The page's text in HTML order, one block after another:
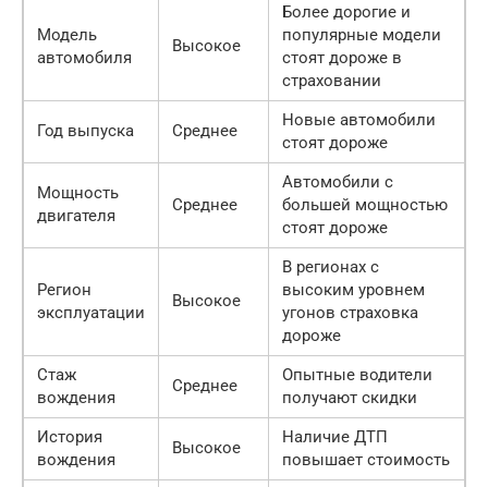
Модель
автомобиля
Высокое
Более дорогие и
популярные модели
стоят дороже в
страховании
Год выпуска Среднее
Новые автомобили
стоят дороже
Мощность
двигателя
Среднее
Автомобили с
большей мощностью
стоят дороже
Регион
эксплуатации
Высокое
В регионах с
высоким уровнем
угонов страховка
дороже
Стаж
вождения
Среднее
Опытные водители
получают скидки
История
вождения
Высокое
Наличие ДТП
повышает стоимость